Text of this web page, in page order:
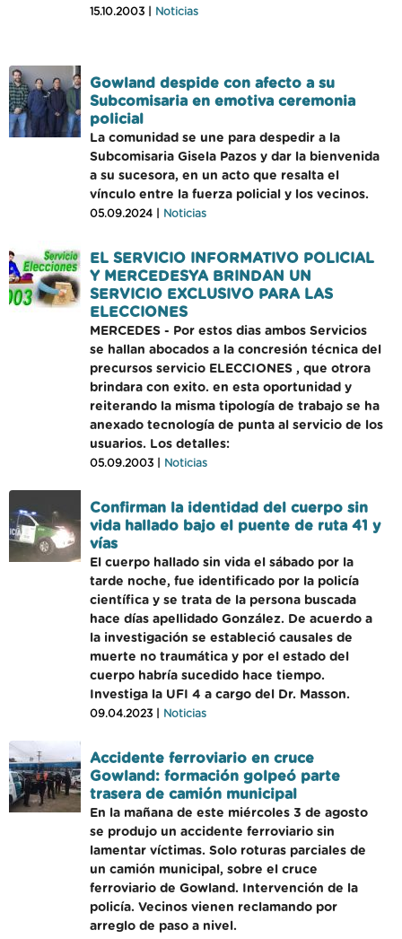
15.10.2003 | Noticias
Gowland despide con afecto a su
Subcomisaria en emotiva ceremonia
policial
La comunidad se une para despedir a la
Subcomisaria Gisela Pazos y dar la bienvenida
a su sucesora, en un acto que resalta el
vínculo entre la fuerza policial y los vecinos.
05.09.2024 | Noticias
EL SERVICIO INFORMATIVO POLICIAL
Y MERCEDESYA BRINDAN UN
SERVICIO EXCLUSIVO PARA LAS
ELECCIONES
MERCEDES - Por estos dias ambos Servicios
se hallan abocados a la concresión técnica del
precursos servicio ELECCIONES , que otrora
brindara con exito. en esta oportunidad y
reiterando la misma tipología de trabajo se ha
anexado tecnología de punta al servicio de los
usuarios. Los detalles:
05.09.2003 | Noticias
Confirman la identidad del cuerpo sin
vida hallado bajo el puente de ruta 41 y
vías
El cuerpo hallado sin vida el sábado por la
tarde noche, fue identificado por la policía
científica y se trata de la persona buscada
hace días apellidado González. De acuerdo a
la investigación se estableció causales de
muerte no traumática y por el estado del
cuerpo habría sucedido hace tiempo.
Investiga la UFI 4 a cargo del Dr. Masson.
09.04.2023 | Noticias
Accidente ferroviario en cruce
Gowland: formación golpeó parte
trasera de camión municipal
En la mañana de este miércoles 3 de agosto
se produjo un accidente ferroviario sin
lamentar víctimas. Solo roturas parciales de
un camión municipal, sobre el cruce
ferroviario de Gowland. Intervención de la
policía. Vecinos vienen reclamando por
arreglo de paso a nivel.